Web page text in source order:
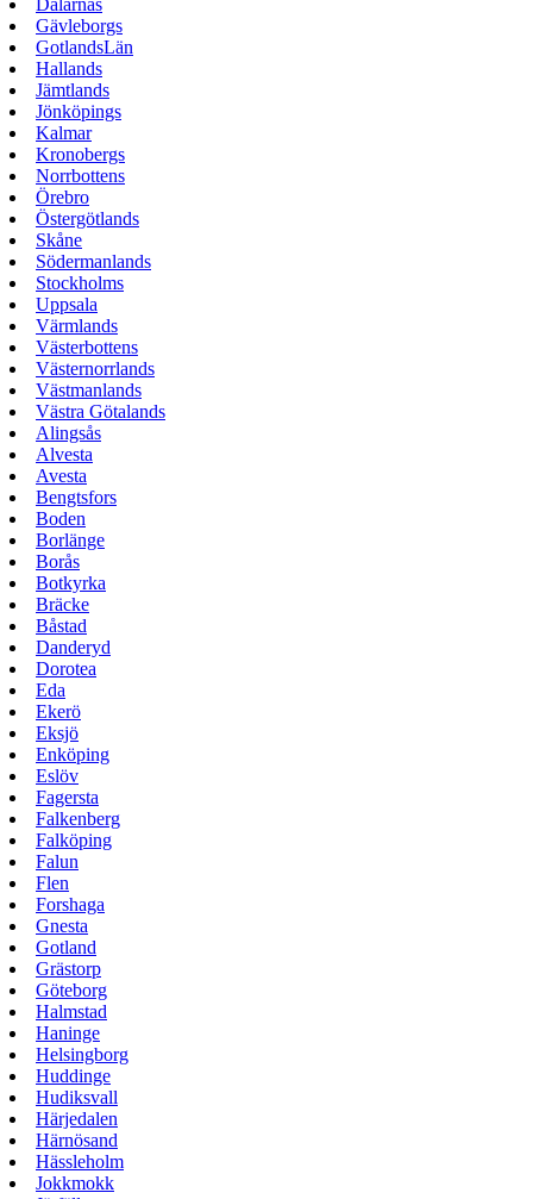
Dalarnas
Gävleborgs
GotlandsLän
Hallands
Jämtlands
Jönköpings
Kalmar
Kronobergs
Norrbottens
Örebro
Östergötlands
Skåne
Södermanlands
Stockholms
Uppsala
Värmlands
Västerbottens
Västernorrlands
Västmanlands
Västra Götalands
Alingsås
Alvesta
Avesta
Bengtsfors
Boden
Borlänge
Borås
Botkyrka
Bräcke
Båstad
Danderyd
Dorotea
Eda
Ekerö
Eksjö
Enköping
Eslöv
Fagersta
Falkenberg
Falköping
Falun
Flen
Forshaga
Gnesta
Gotland
Grästorp
Göteborg
Halmstad
Haninge
Helsingborg
Huddinge
Hudiksvall
Härjedalen
Härnösand
Hässleholm
Jokkmokk